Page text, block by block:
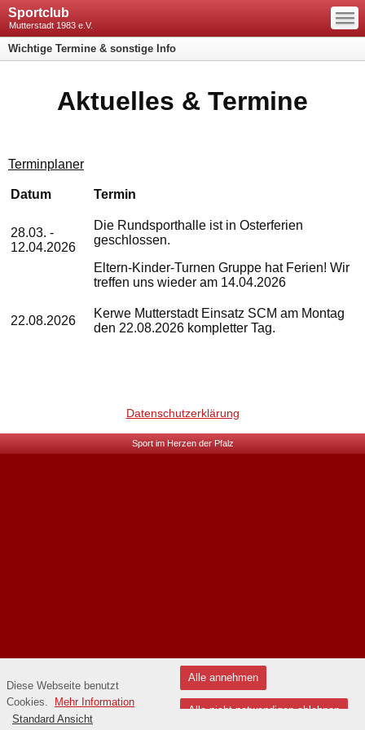
Sportclub
Mutterstadt 1983 e.V.
—
—
—
Wichtige Termine & sonstige Info
Aktuelles & Termine
Terminplaner
Datum Termin
28.03. -
12.04.2026
Die Rundsporthalle ist in Osterferien
geschlossen.
Eltern-Kinder-Turnen Gruppe hat Ferien! Wir
treffen uns wieder am 14.04.2026
22.08.2026
Kerwe Mutterstadt Einsatz SCM am Montag
den 22.08.2026 kompletter Tag.
Datenschutzerklärung
Sport im Herzen der Pfalz
Standard Ansicht
Diese Webseite benutzt
Cookies.
Mehr Information
Alle annehmen
Alle nicht notwendigen ablehnen